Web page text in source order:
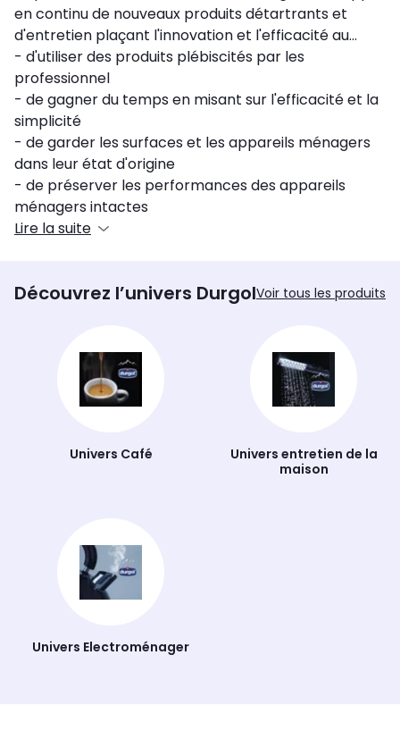
en continu de nouveaux produits détartrants et
d'entretien plaçant l'innovation et l'efficacité au
cœur de son projet. La gamme de produits Durgol
vous permet :
- d'utiliser des produits plébiscités par les
professionnel
- de gagner du temps en misant sur l'efficacité et la
simplicité
- de garder les surfaces et les appareils ménagers
dans leur état d'origine
- de préserver les performances des appareils
ménagers intactes
Lire la suite
Découvrez l’univers DurgolVoir tous les produits
Univers Café
Univers entretien de la
maison
Univers Electroménager